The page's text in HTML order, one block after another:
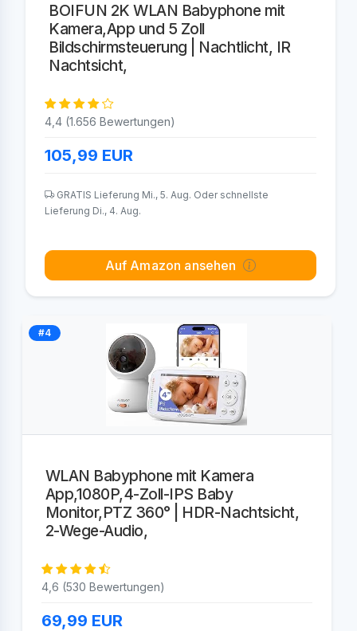
BOIFUN 2K WLAN Babyphone mit
Kamera,App und 5 Zoll
Bildschirmsteuerung | Nachtlicht, IR
Nachtsicht,
4,4 (1.656 Bewertungen)
105,99 EUR
GRATIS Lieferung Mi., 5. Aug. Oder schnellste
Lieferung Di., 4. Aug.
Auf Amazon ansehen
#4
WLAN Babyphone mit Kamera
App,1080P,4-Zoll-IPS Baby
Monitor,PTZ 360° | HDR-Nachtsicht,
2-Wege-Audio,
4,6 (530 Bewertungen)
69,99 EUR